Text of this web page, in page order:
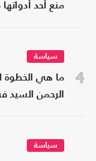
منع أحد
4
سياسة
ما هي الخطوة
الرحمن
سياسة